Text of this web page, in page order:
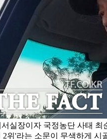
실장이자 국정농단 사태 최
위'라는 소문이 무색하게 시